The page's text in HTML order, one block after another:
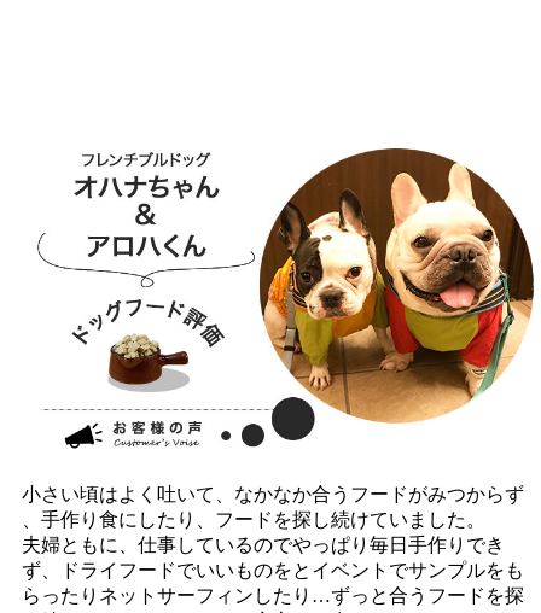
小さい頃はよく吐いて、なかなか合うフードがみつからず
、手作り食にしたり、フードを探し続けていました。
夫婦ともに、仕事しているのでやっぱり毎日手作りでき
ず、ドライフードでいいものをとイベントでサンプルをも
らったりネットサーフィンしたり…ずっと合うフードを探